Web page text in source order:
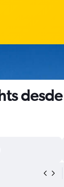
desde